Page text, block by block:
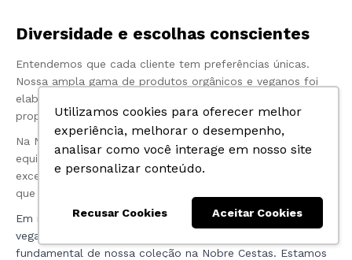
Utilizamos cookies para oferecer melhor
experiência, melhorar o desempenho,
analisar como você interage em nosso site
e personalizar conteúdo.
Recusar Cookies Aceitar Cookies
Diversidade e escolhas conscientes
Entendemos que cada cliente tem preferências únicas.
Nossa ampla gama de produtos orgânicos e veganos foi
elaborada para atender a diversos gostos e estilos de vida,
proporcionando opções saudáveis e deliciosas para todos.
Na Nobre Cestas, sua satisfação é nossa prioridade. Nossa
equipe está empenhada em oferecer um serviço
excepcional, ajudando você a encontrar os produtos certos
que se alinham aos seus valores e preferências alimentares.
Em nossa busca incessante por produtos orgânicos e
veganos excepcionais, as bebidas vegetais são uma parte
fundamental de nossa coleção na Nobre Cestas. Estamos